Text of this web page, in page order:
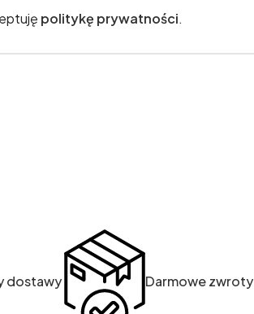
politykę prywatności.
dostawy Darmowe zwroty